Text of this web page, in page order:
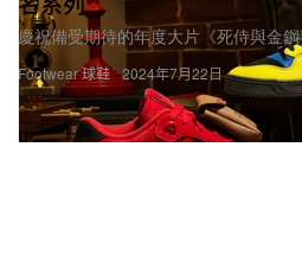
Footwear 球鞋
慶祝備受期待的年度大片《死侍與金鋼
2024年7月22日